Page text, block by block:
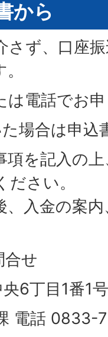
から
さず、口座
は電話でお
合は申込
項を記入の
さい。
、入金の案
合せ
6丁目1番1号
電話 0833-